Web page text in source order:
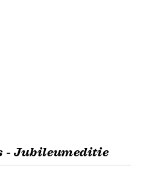
- Jubileumeditie